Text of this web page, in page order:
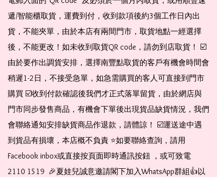
遞/智能櫃取貨，運費到付，收到款項後約3個工作日內出
貨，不能夾單，由於本店有兩間門市，取貨地點一經選擇
後，不能更改！如未收到取貨QR code，請勿到店取貨！ ☑️
由於要作出調貨安排，選擇南豐點取貨的客戶有機會時間會
稍遲1-2日，不接受急單，如急需購買的客人可直接到門市
購買 ☑️收到付款確認後我們才正式落單留貨，由於網店與
門市同步發售商品，有機會下單後出現貨品缺貨情況，我們
會聯絡通知安排缺貨商品作退款，請體諒！ ☑️運送途中遇
到貨品有損壞，本店概不負責 ⭐️如要聯絡查詢，請用
Facebook inbox或直接按頁面即時通訊按鈕 ，或可致電
2110 1519  🎉夏娃兒誠意邀請閣下加入WhatsApp群組👍以